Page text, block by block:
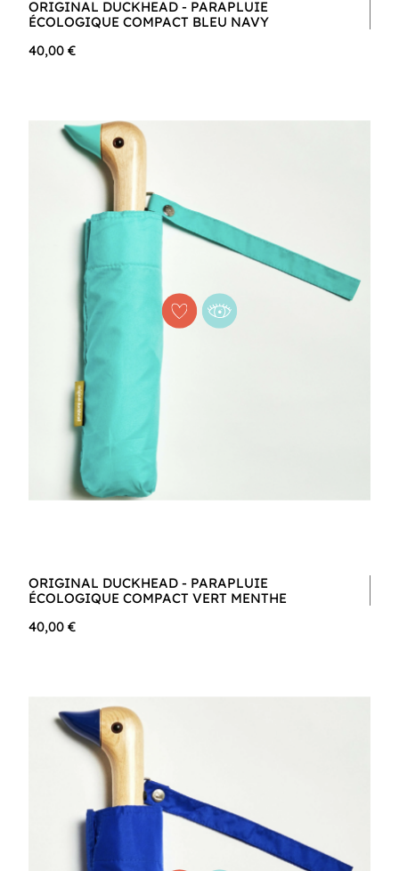
ORIGINAL DUCKHEAD - PARAPLUIE
ÉCOLOGIQUE COMPACT BLEU NAVY
40,00 €
ORIGINAL DUCKHEAD - PARAPLUIE
ÉCOLOGIQUE COMPACT VERT MENTHE
40,00 €